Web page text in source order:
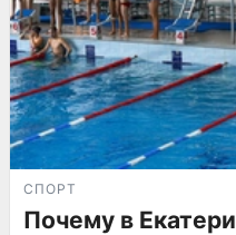
СПОРТ
Почему в